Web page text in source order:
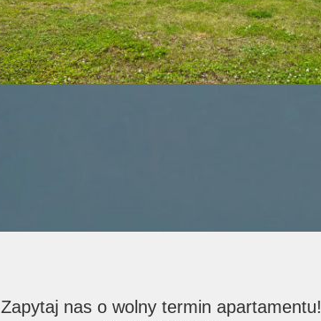
Zapytaj nas o wolny termin apartamentu!